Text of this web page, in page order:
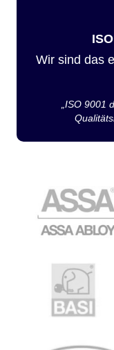
Wir sind das
„ISO 9001